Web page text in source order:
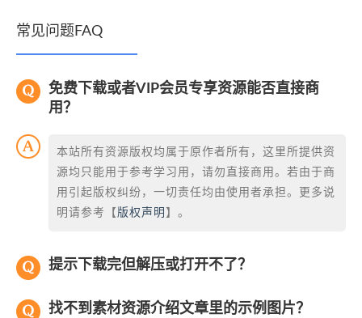
常见问题FAQ
免费下载或者VIP会员专享资源能否直接商
用？
本站所有资源版权均属于原作者所有，这里所提供资
源均只能用于参考学习用，请勿直接商用。若由于商
用引起版权纠纷，一切责任均由使用者承担。更多说
明请参考【 版权声明 】。
提示下载完但解压或打开不了？
找不到素材资源介绍文章里的示例图片？